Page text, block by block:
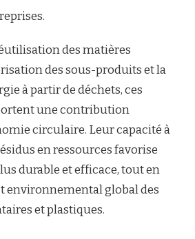
des matières
des sous-produits et la
à partir de déchets, ces
une contribution
circulaire. Leur capacité à
en ressources favorise
durable et efficace, tout en
environnemental global des
et plastiques.